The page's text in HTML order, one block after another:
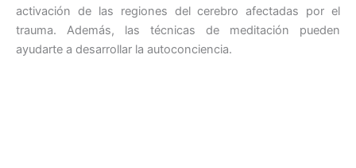
activación de las regiones del cerebro afectadas por el
trauma. Además, las técnicas de meditación pueden
ayudarte a desarrollar la autoconciencia.